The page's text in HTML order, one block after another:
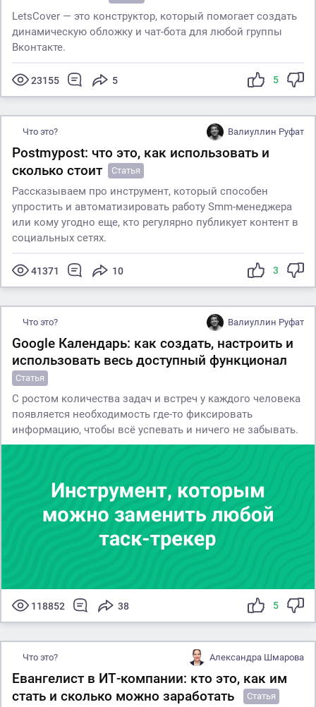
LetsCover — это конструктор, который помогает создать
динамическую обложку и чат-бота для любой группы
Вконтакте.
23155 5 5
Что это? Валиуллин Руфат
Postmypost: что это, как использовать и
сколько стоит
Статья
Рассказываем про инструмент, который способен
упростить и автоматизировать работу Smm-менеджера
или кому угодно еще, кто регулярно публикует контент в
социальных сетях.
41371 10 3
Что это? Валиуллин Руфат
Google Календарь: как создать, настроить и
использовать весь доступный функционал
Статья
С ростом количества задач и встреч у каждого человека
появляется необходимость где-то фиксировать
информацию, чтобы всё успевать и ничего не забывать.
118852 38 5
Что это? Александра Шмарова
Евангелист в ИТ-компании: кто это, как им
стать и сколько можно заработать
Статья